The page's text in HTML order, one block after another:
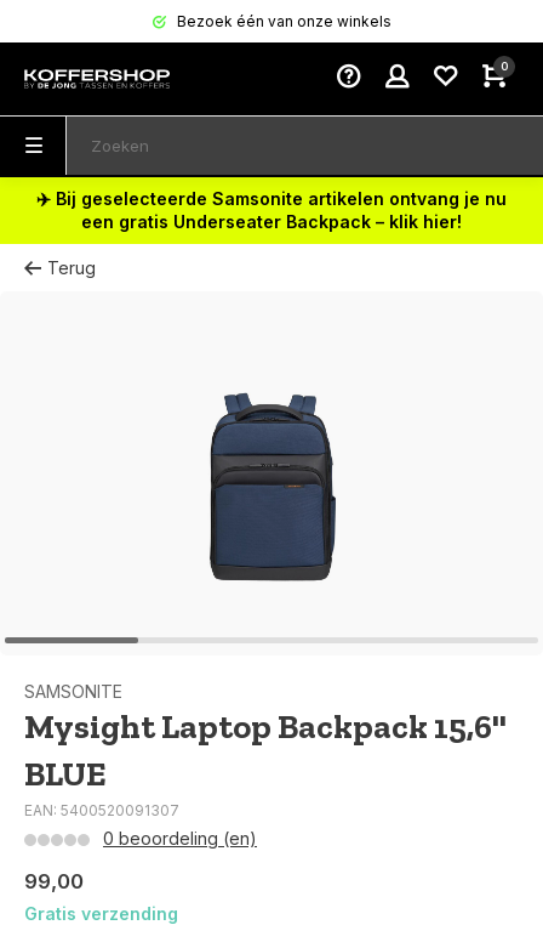
Bezoek één van onze winkels
0
✈️ Bij geselecteerde Samsonite artikelen ontvang je nu
een gratis Underseater Backpack – klik hier!
Terug
SAMSONITE
Mysight Laptop Backpack 15,6''
BLUE
EAN: 5400520091307
0 beoordeling (en)
99,00
Gratis verzending